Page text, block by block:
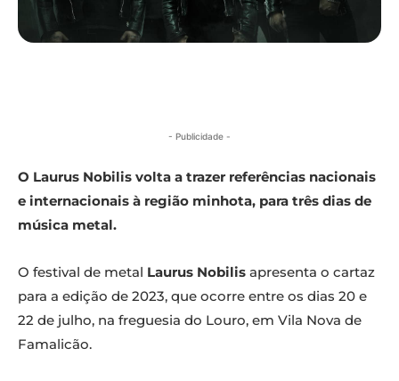
- Publicidade -
O Laurus Nobilis volta a trazer referências nacionais
e internacionais à região minhota, para três dias de
música metal.
O festival de metal Laurus Nobilis apresenta o cartaz
para a edição de 2023, que ocorre entre os dias 20 e
22 de julho, na freguesia do Louro, em Vila Nova de
Famalicão.